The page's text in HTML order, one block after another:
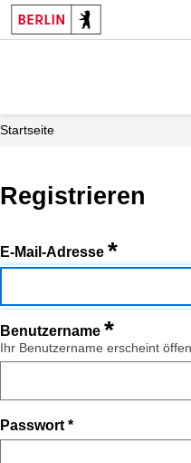
Startseite
Registrieren
E-Mail-Adresse *
Benutzername *
Ihr Benutzername erscheint
Passwort *